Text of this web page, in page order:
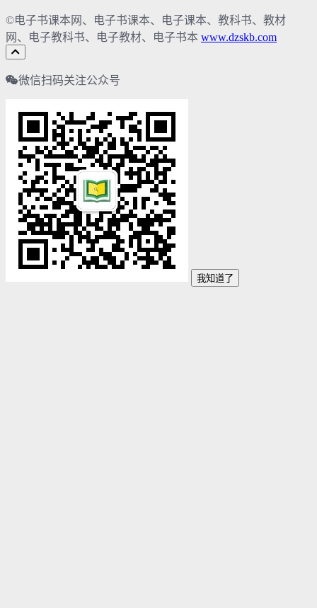
©电子书课本网、电子书课本、电子课本、教科书、教材
网、电子教科书、电子教材、电子书本 www.dzskb.com
微信扫码关注公众号
我知道了